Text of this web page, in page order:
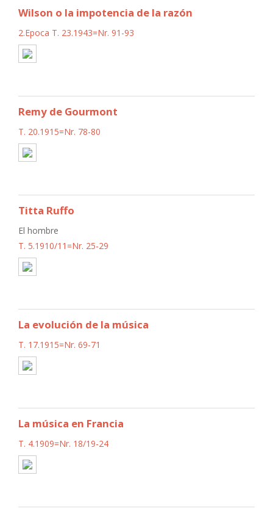
Wilson o la impotencia de la razón
2.Epoca T. 23.1943=Nr. 91-93
Remy de Gourmont
T. 20.1915=Nr. 78-80
Titta Ruffo
El hombre
T. 5.1910/11=Nr. 25-29
La evolución de la música
T. 17.1915=Nr. 69-71
La música en Francia
T. 4.1909=Nr. 18/19-24